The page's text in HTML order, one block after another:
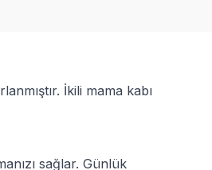
İkili mama kabı
sağlar. Günlük